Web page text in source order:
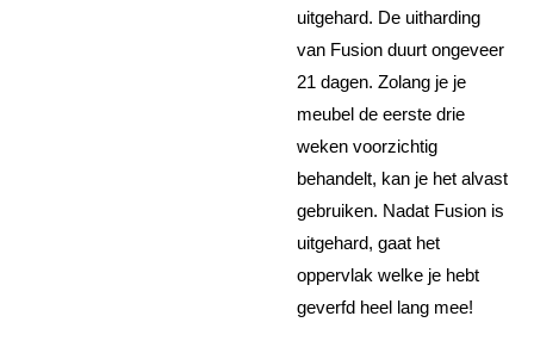
uitgehard. De uitharding
van Fusion duurt ongeveer
21 dagen. Zolang je je
meubel de eerste drie
weken voorzichtig
behandelt, kan je het alvast
gebruiken. Nadat Fusion is
uitgehard, gaat het
oppervlak welke je hebt
geverfd heel lang mee!